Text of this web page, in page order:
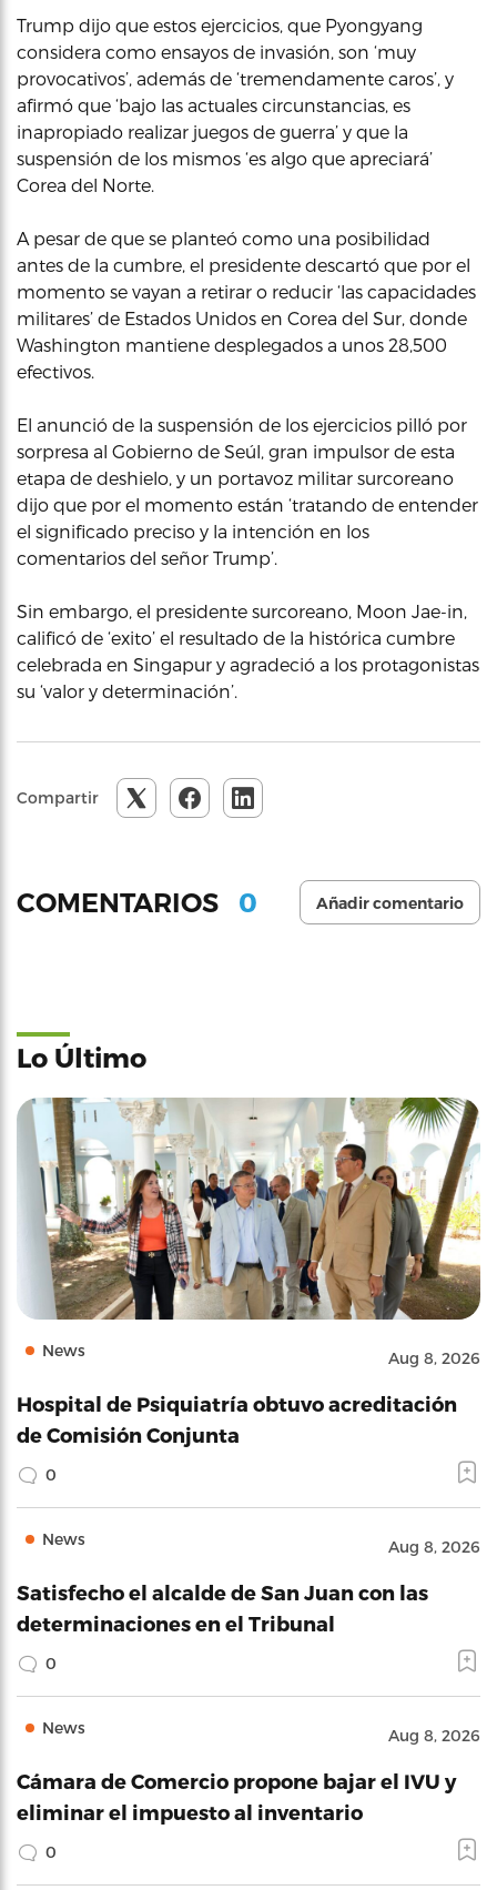
Trump dijo que estos ejercicios, que Pyongyang
considera como ensayos de invasión, son ‘muy
provocativos’, además de ‘tremendamente caros’, y
afirmó que ‘bajo las actuales circunstancias, es
inapropiado realizar juegos de guerra’ y que la
suspensión de los mismos ‘es algo que apreciará’
Corea del Norte.
A pesar de que se planteó como una posibilidad
antes de la cumbre, el presidente descartó que por el
momento se vayan a retirar o reducir ‘las capacidades
militares’ de Estados Unidos en Corea del Sur, donde
Washington mantiene desplegados a unos 28,500
efectivos.
El anunció de la suspensión de los ejercicios pilló por
sorpresa al Gobierno de Seúl, gran impulsor de esta
etapa de deshielo, y un portavoz militar surcoreano
dijo que por el momento están ‘tratando de entender
el significado preciso y la intención en los
comentarios del señor Trump’.
Sin embargo, el presidente surcoreano, Moon Jae-in,
calificó de ‘exito’ el resultado de la histórica cumbre
celebrada en Singapur y agradeció a los protagonistas
su ‘valor y determinación’.
Compartir
COMENTARIOS 0 Añadir comentario
Lo Último
News Aug 8, 2026
Hospital de Psiquiatría obtuvo acreditación
de Comisión Conjunta
0
News Aug 8, 2026
Satisfecho el alcalde de San Juan con las
determinaciones en el Tribunal
0
News Aug 8, 2026
Cámara de Comercio propone bajar el IVU y
eliminar el impuesto al inventario
0